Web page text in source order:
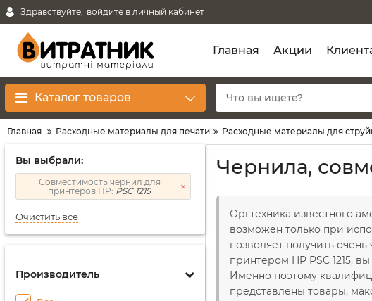
Здравствуйте, войдите в личный кабинет
Главная Акции
Каталог товаров
Главная Расходные материалы для печати Расходные материалы для
Вы выбрали:
Совместимость чернил для
принтеров HP: PSC 1215
Очистить все
Производитель
Чернила,
Оргтехника известного
возможен только при
позволяет получить
принтером HP PSC 1215,
Именно поэтому
представлены товары,